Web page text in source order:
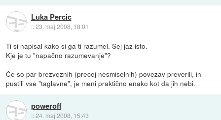
Luka Percic
::23. maj 2008, 18:01
Ti si napisal kako si ga ti razumel. Sej jaz isto.
Kje je tu "napačno razumevanje"?
Če so par brezveznih (precej nesmiselnih) povezav preverili, in
pustili vse "taglavne", je meni praktično enako kot da jih nebi.
poweroff
::24. maj 2008, 15:43